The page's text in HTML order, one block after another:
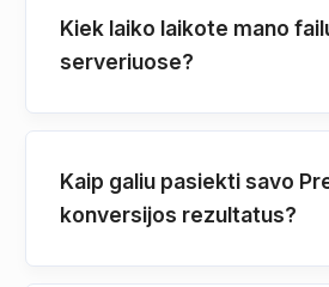
Kiek laiko laikote mano
serveriuose?
Kaip galiu pasiekti savo
konversijos rezultatus?